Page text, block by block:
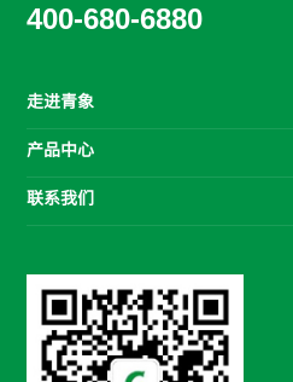
400-680-6880
走进青象
产品中心
联系我们